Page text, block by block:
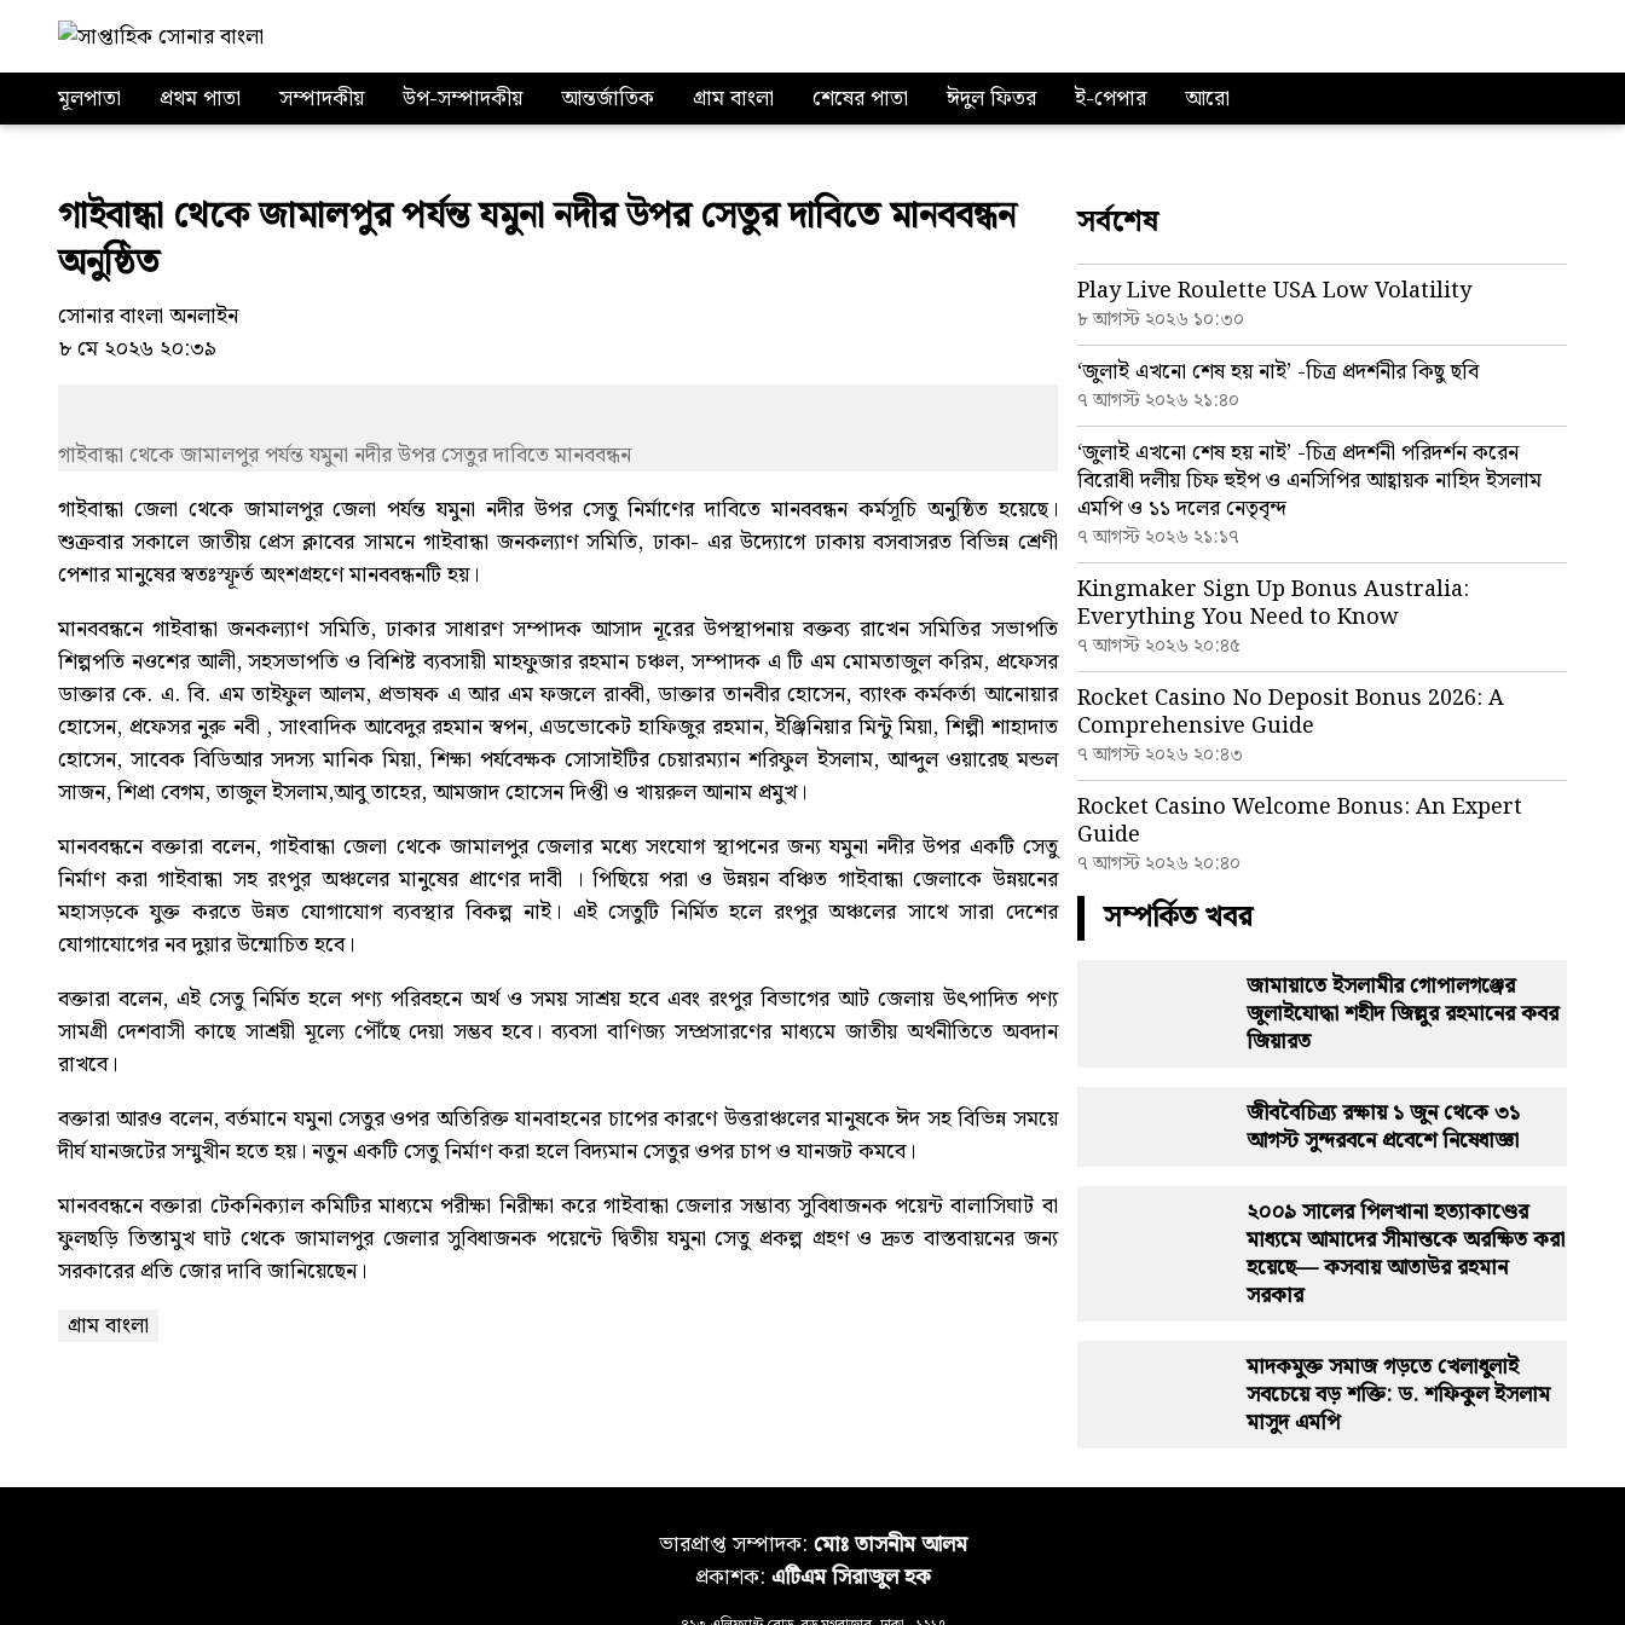
মূলপাতা প্রথম পাতা সম্পাদকীয় উপ-সম্পাদকীয় আন্তর্জাতিক গ্রাম বাংলা শেষের পাতা ঈদুল ফিতর ই-পেপার আরো
গাইবান্ধা থেকে জামালপুর পর্যন্ত যমুনা নদীর উপর সেতুর দাবিতে মানববন্ধন
অনুষ্ঠিত
সোনার বাংলা অনলাইন
৮ মে ২০২৬ ২০:৩৯
গাইবান্ধা থেকে জামালপুর পর্যন্ত যমুনা নদীর উপর সেতুর দাবিতে মানববন্ধন
গাইবান্ধা জেলা থেকে জামালপুর জেলা পর্যন্ত যমুনা নদীর উপর সেতু নির্মাণের দাবিতে মানববন্ধন কর্মসূচি অনুষ্ঠিত হয়েছে।
শুক্রবার সকালে জাতীয় প্রেস ক্লাবের সামনে গাইবান্ধা জনকল্যাণ সমিতি, ঢাকা- এর উদ্যোগে ঢাকায় বসবাসরত বিভিন্ন শ্রেণী
পেশার মানুষের স্বতঃস্ফূর্ত অংশগ্রহণে মানববন্ধনটি হয়।
মানববন্ধনে গাইবান্ধা জনকল্যাণ সমিতি, ঢাকার সাধারণ সম্পাদক আসাদ নূরের উপস্থাপনায় বক্তব্য রাখেন সমিতির সভাপতি
শিল্পপতি নওশের আলী, সহসভাপতি ও বিশিষ্ট ব্যবসায়ী মাহফুজার রহমান চঞ্চল, সম্পাদক এ টি এম মোমতাজুল করিম, প্রফেসর
ডাক্তার কে. এ. বি. এম তাইফুল আলম, প্রভাষক এ আর এম ফজলে রাব্বী, ডাক্তার তানবীর হোসেন, ব্যাংক কর্মকর্তা আনোয়ার
হোসেন, প্রফেসর নুরু নবী , সাংবাদিক আবেদুর রহমান স্বপন, এডভোকেট হাফিজুর রহমান, ইঞ্জিনিয়ার মিন্টু মিয়া, শিল্পী শাহাদাত
হোসেন, সাবেক বিডিআর সদস্য মানিক মিয়া, শিক্ষা পর্যবেক্ষক সোসাইটির চেয়ারম্যান শরিফুল ইসলাম, আব্দুল ওয়ারেছ মন্ডল
সাজন, শিপ্রা বেগম, তাজুল ইসলাম,আবু তাহের, আমজাদ হোসেন দিপ্তী ও খায়রুল আনাম প্রমুখ।
মানববন্ধনে বক্তারা বলেন, গাইবান্ধা জেলা থেকে জামালপুর জেলার মধ্যে সংযোগ স্থাপনের জন্য যমুনা নদীর উপর একটি সেতু
নির্মাণ করা গাইবান্ধা সহ রংপুর অঞ্চলের মানুষের প্রাণের দাবী । পিছিয়ে পরা ও উন্নয়ন বঞ্চিত গাইবান্ধা জেলাকে উন্নয়নের
মহাসড়কে যুক্ত করতে উন্নত যোগাযোগ ব্যবস্থার বিকল্প নাই। এই সেতুটি নির্মিত হলে রংপুর অঞ্চলের সাথে সারা দেশের
যোগাযোগের নব দুয়ার উন্মোচিত হবে।
বক্তারা বলেন, এই সেতু নির্মিত হলে পণ্য পরিবহনে অর্থ ও সময় সাশ্রয় হবে এবং রংপুর বিভাগের আট জেলায় উৎপাদিত পণ্য
সামগ্রী দেশবাসী কাছে সাশ্রয়ী মূল্যে পৌঁছে দেয়া সম্ভব হবে। ব্যবসা বাণিজ্য সম্প্রসারণের মাধ্যমে জাতীয় অর্থনীতিতে অবদান
রাখবে।
বক্তারা আরও বলেন, বর্তমানে যমুনা সেতুর ওপর অতিরিক্ত যানবাহনের চাপের কারণে উত্তরাঞ্চলের মানুষকে ঈদ সহ বিভিন্ন সময়ে
দীর্ঘ যানজটের সম্মুখীন হতে হয়। নতুন একটি সেতু নির্মাণ করা হলে বিদ্যমান সেতুর ওপর চাপ ও যানজট কমবে।
মানববন্ধনে বক্তারা টেকনিক্যাল কমিটির মাধ্যমে পরীক্ষা নিরীক্ষা করে গাইবান্ধা জেলার সম্ভাব্য সুবিধাজনক পয়েন্ট বালাসিঘাট বা
ফুলছড়ি তিস্তামুখ ঘাট থেকে জামালপুর জেলার সুবিধাজনক পয়েন্টে দ্বিতীয় যমুনা সেতু প্রকল্প গ্রহণ ও দ্রুত বাস্তবায়নের জন্য
সরকারের প্রতি জোর দাবি জানিয়েছেন।
গ্রাম বাংলা
সর্বশেষ
Play Live Roulette USA Low Volatility
৮ আগস্ট ২০২৬ ১০:৩০
‘জুলাই এখনো শেষ হয় নাই’ -চিত্র প্রদর্শনীর কিছু ছবি
৭ আগস্ট ২০২৬ ২১:৪০
‘জুলাই এখনো শেষ হয় নাই’ -চিত্র প্রদর্শনী পরিদর্শন করেন
বিরোধী দলীয় চিফ হুইপ ও এনসিপির আহ্বায়ক নাহিদ ইসলাম
এমপি ও ১১ দলের নেতৃবৃন্দ
৭ আগস্ট ২০২৬ ২১:১৭
Kingmaker Sign Up Bonus Australia:
Everything You Need to Know
৭ আগস্ট ২০২৬ ২০:৪৫
Rocket Casino No Deposit Bonus 2026: A
Comprehensive Guide
৭ আগস্ট ২০২৬ ২০:৪৩
Rocket Casino Welcome Bonus: An Expert
Guide
৭ আগস্ট ২০২৬ ২০:৪০
সম্পর্কিত খবর
জামায়াতে ইসলামীর গোপালগঞ্জের
জুলাইযোদ্ধা শহীদ জিল্লুর রহমানের কবর
জিয়ারত
জীববৈচিত্র্য রক্ষায় ১ জুন থেকে ৩১
আগস্ট সুন্দরবনে প্রবেশে নিষেধাজ্ঞা
২০০৯ সালের পিলখানা হত্যাকাণ্ডের
মাধ্যমে আমাদের সীমান্তকে অরক্ষিত করা
হয়েছে— কসবায় আতাউর রহমান
সরকার
মাদকমুক্ত সমাজ গড়তে খেলাধুলাই
সবচেয়ে বড় শক্তি: ড. শফিকুল ইসলাম
মাসুদ এমপি
ভারপ্রাপ্ত সম্পাদক: মোঃ তাসনীম আলম
প্রকাশক: এটিএম সিরাজুল হক